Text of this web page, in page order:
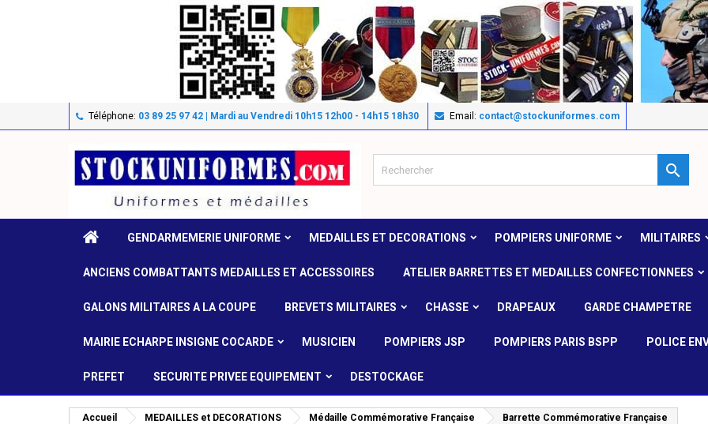
Téléphone: 03 89 25 97 42 | Mardi au Vendredi 10h15 12h00 - 14h15 18h30 Email: contact@stockuniformes.com

GENDARMEMERIE UNIFORME MEDAILLES ET DECORATIONS POMPIERS UNIFORME MILITAIRES
ANCIENS COMBATTANTS MEDAILLES ET ACCESSOIRES ATELIER BARRETTES ET MEDAILLES CONFECTIONNEES
GALONS MILITAIRES A LA COUPE BREVETS MILITAIRES CHASSE DRAPEAUX GARDE CHAMPETRE
MAIRIE ECHARPE INSIGNE COCARDE MUSICIEN POMPIERS JSP POMPIERS PARIS BSPP POLICE
PREFET SECURITE PRIVEE EQUIPEMENT DESTOCKAGE
Accueil MEDAILLES et DECORATIONS Médaille Commémorative Française Barrette Commémorative Française